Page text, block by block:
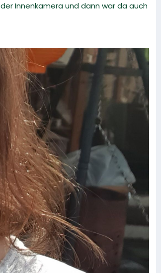
Innenkamera und dann war da auch